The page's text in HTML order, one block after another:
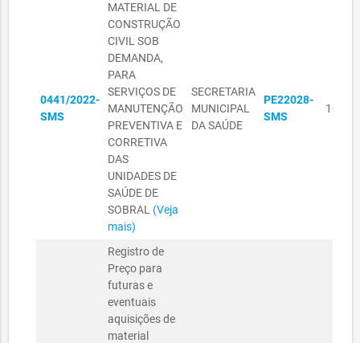
0441/2022-
SMS
MATERIAL DE
CONSTRUÇÃO
CIVIL SOB
DEMANDA,
PARA
SERVIÇOS DE
MANUTENÇÃO
PREVENTIVA E
CORRETIVA
DAS
UNIDADES DE
SAÚDE DE
SOBRAL (Veja
mais)
SECRETARIA
MUNICIPAL
DA SAÚDE
PE22028-
SMS
10/
Registro de
Preço para
futuras e
eventuais
aquisições de
material